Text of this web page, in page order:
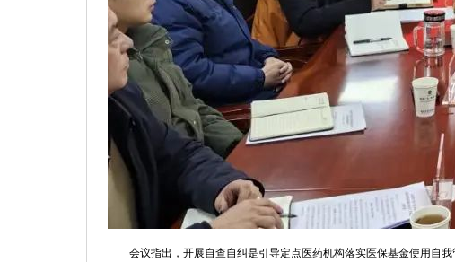
会议指出，开展自查自纠是引导定点医药机构落实医保基金使用自